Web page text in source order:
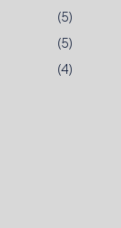
(5)
(5)
(4)